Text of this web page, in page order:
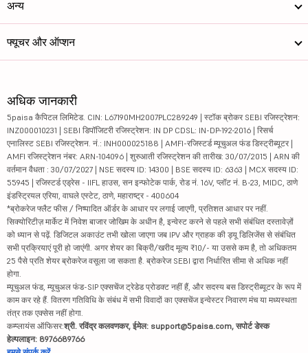
अन्य
फ्यूचर और ऑप्शन
अधिक जानकारी
5paisa कैपिटल लिमिटेड. CIN: L67190MH2007PLC289249 | स्टॉक ब्रोकर SEBI रजिस्ट्रेशन:
INZ000010231 | SEBI डिपॉजिटरी रजिस्ट्रेशन: IN DP CDSL: IN-DP-192-2016 | रिसर्च
एनालिस्ट SEBI रजिस्ट्रेशन. नं.: INH000025188 | AMFI-रजिस्टर्ड म्यूचुअल फंड डिस्ट्रीब्यूटर |
AMFI रजिस्ट्रेशन नंबर: ARN-104096 | शुरुआती रजिस्ट्रेशन की तारीख: 30/07/2015 | ARN की
वर्तमान वैधता : 30/07/2027 | NSE सदस्य ID: 14300 | BSE सदस्य ID: 6363 | MCX सदस्य ID:
55945 | रजिस्टर्ड एड्रेस - IIFL हाउस, सन इन्फोटेक पार्क, रोड नं. 16V, प्लॉट नं. B-23, MIDC, ठाणे
इंडस्ट्रियल एरिया, वाघले एस्टेट, ठाणे, महाराष्ट्र - 400604
*ब्रोकरेज फ्लैट फीस / निष्पादित ऑर्डर के आधार पर लगाई जाएगी, प्रतिशत आधार पर नहीं.
सिक्योरिटीज़ मार्केट में निवेश बाजार जोखिम के अधीन है, इन्वेस्ट करने से पहले सभी संबंधित दस्तावेज़ों
को ध्यान से पढ़ें. डिजिटल अकाउंट तभी खोला जाएगा जब IPV और ग्राहक की ड्यू डिलिजेंस से संबंधित
सभी प्रक्रियाएं पूरी हो जाएंगी. अगर शेयर का बिक्री/खरीद मूल्य ₹10/- या उससे कम है, तो अधिकतम
25 पैसे प्रति शेयर ब्रोकरेज वसूला जा सकता है. ब्रोकरेज SEBI द्वारा निर्धारित सीमा से अधिक नहीं
होगा.
म्यूचुअल फंड, म्यूचुअल फंड-SIP एक्सचेंज ट्रेडेड प्रोडक्ट नहीं हैं, और सदस्य बस डिस्ट्रीब्यूटर के रूप में
काम कर रहे हैं. वितरण गतिविधि के संबंध में सभी विवादों का एक्सचेंज इन्वेस्टर निवारण मंच या मध्यस्थता
तंत्र तक एक्सेस नहीं होगा.
कम्प्लायंस ऑफिसर:श्री. रविंद्र कलवणकर, ईमेल: support@5paisa.com, सपोर्ट डेस्क
हेल्पलाइन: 8976689766